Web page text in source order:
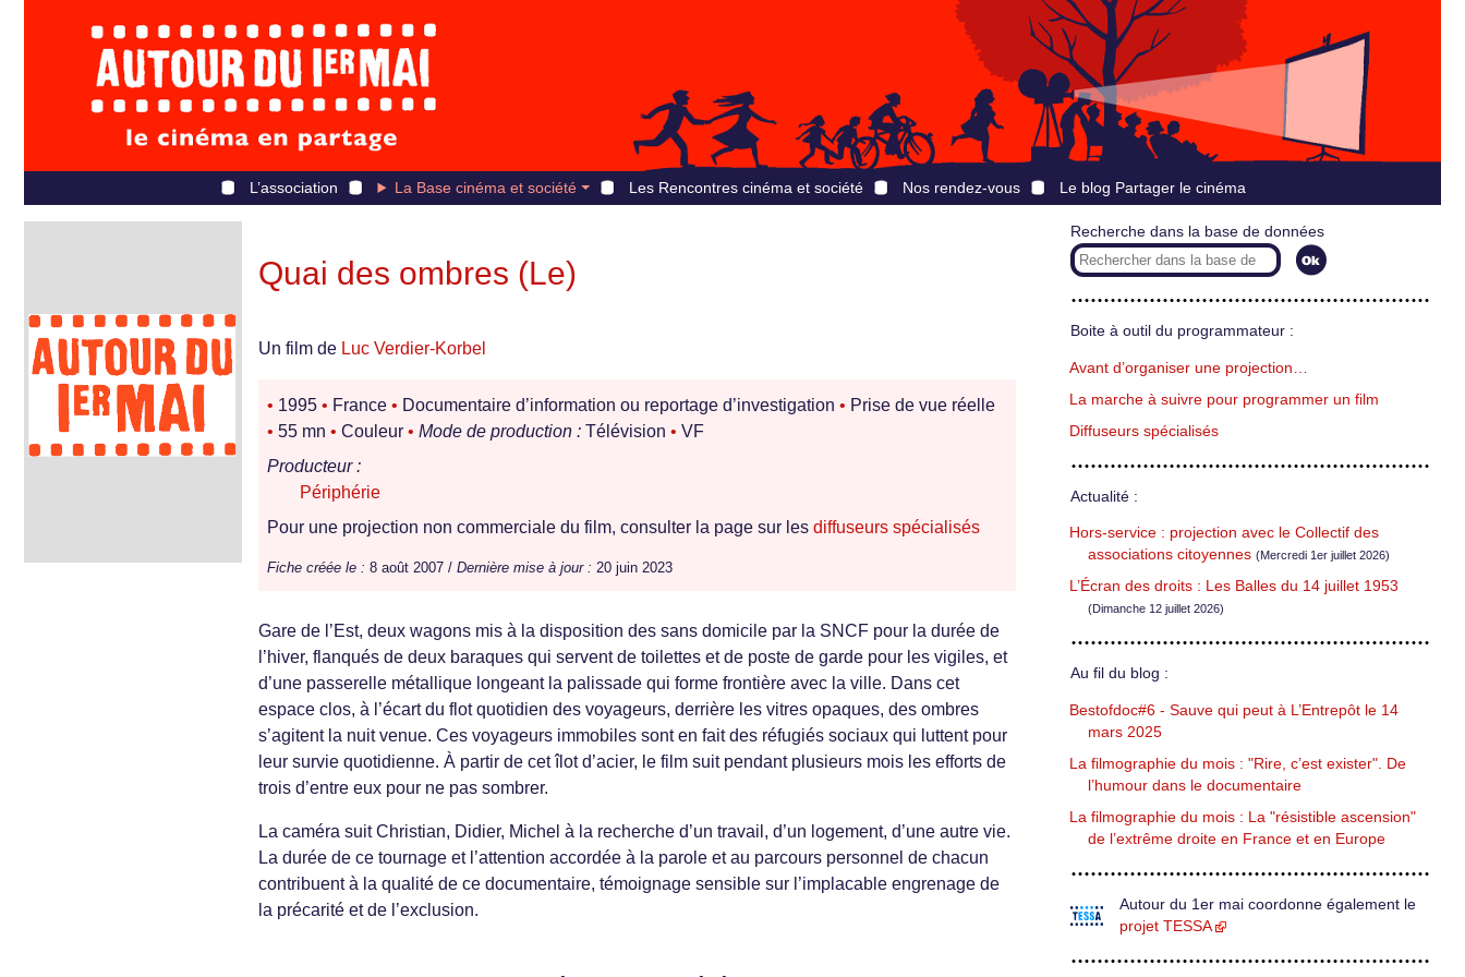
L’association La Base cinéma et société Les Rencontres cinéma et société Nos rendez-vous Le blog Partager le cinéma
Quai des ombres (Le)
Un film de Luc Verdier-Korbel
• 1995 • France • Documentaire d’information ou reportage d’investigation • Prise de vue réelle
• 55 mn • Couleur • Mode de production : Télévision • VF
Producteur :
Périphérie
Pour une projection non commerciale du film, consulter la page sur les diffuseurs spécialisés
Fiche créée le : 8 août 2007 / Dernière mise à jour : 20 juin 2023
Gare de l’Est, deux wagons mis à la disposition des sans domicile par la SNCF pour la durée de
l’hiver, flanqués de deux baraques qui servent de toilettes et de poste de garde pour les vigiles, et
d’une passerelle métallique longeant la palissade qui forme frontière avec la ville. Dans cet
espace clos, à l’écart du flot quotidien des voyageurs, derrière les vitres opaques, des ombres
s’agitent la nuit venue. Ces voyageurs immobiles sont en fait des réfugiés sociaux qui luttent pour
leur survie quotidienne. À partir de cet îlot d’acier, le film suit pendant plusieurs mois les efforts de
trois d’entre eux pour ne pas sombrer.
La caméra suit Christian, Didier, Michel à la recherche d’un travail, d’un logement, d’une autre vie.
La durée de ce tournage et l’attention accordée à la parole et au parcours personnel de chacun
contribuent à la qualité de ce documentaire, témoignage sensible sur l’implacable engrenage de
la précarité et de l’exclusion.
Recherche dans la base de données
Boite à outil du programmateur :
Avant d’organiser une projection…
La marche à suivre pour programmer un film
Diffuseurs spécialisés
Actualité :
Hors-service : projection avec le Collectif des
associations citoyennes (Mercredi 1er juillet 2026)
L’Écran des droits : Les Balles du 14 juillet 1953
(Dimanche 12 juillet 2026)
Au fil du blog :
Bestofdoc#6 - Sauve qui peut à L’Entrepôt le 14
mars 2025
La filmographie du mois : "Rire, c’est exister". De
l’humour dans le documentaire
La filmographie du mois : La "résistible ascension"
de l’extrême droite en France et en Europe
Autour du 1er mai coordonne également le
projet TESSA